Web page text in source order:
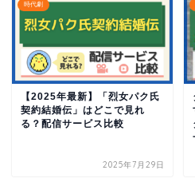
時代劇
【2025年最新】「烈女パク氏
契約結婚伝」はどこで見れ
る？配信サービス比較
2025年7月29日